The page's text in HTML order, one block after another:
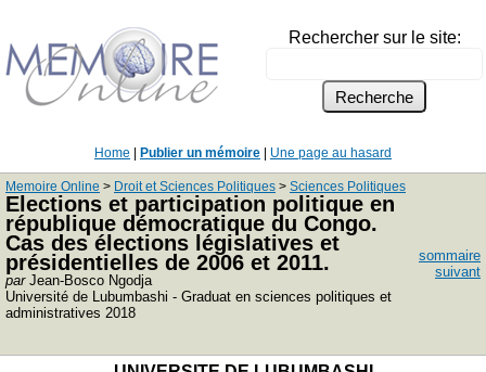
Rechercher sur le site:
Home Publier un mémoire Une page au hasard
Memoire Online > Droit et Sciences Politiques > Sciences Politiques
Elections et participation politique en
république démocratique du Congo.
Cas des élections législatives et
présidentielles de 2006 et 2011.
parJean-Bosco Ngodja
Université de Lubumbashi - Graduat en sciences politiques et
administratives 2018
sommaire
suivant